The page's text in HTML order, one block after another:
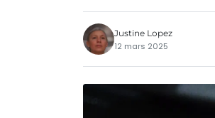
Justine Lopez
12 mars 2025